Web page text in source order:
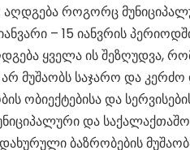
აღდგება როგორც
– 15 იანვრის
ყველა ის შეზღუდვა,
მუშაობს საჯარო და კერძო
ობიექტებისა და
და
ბაზრობების